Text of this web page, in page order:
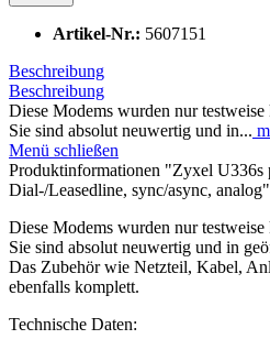
Artikel-Nr.: 5607151
Beschreibung
Beschreibung
Diese Modems wurden nur
Sie sind absolut neuwertig und in...
Menü schließen
Produktinformationen "Zyxel U336s
Dial-/Leasedline, sync/async, analog"
Diese Modems wurden nur
Sie sind absolut neuwertig und in
Das Zubehör wie Netzteil, Kabel,
ebenfalls komplett.
Technische Daten: